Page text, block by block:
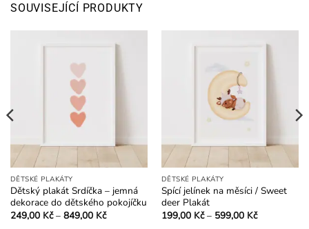
SOUVISEJÍCÍ PRODUKTY
DĚTSKÉ PLAKÁTY
Dětský plakát Srdíčka – jemná
dekorace do dětského pokojíčku
249,00 Kč – 849,00 KčRozpětí
DĚTSKÉ PLAKÁTY
Spící jelínek na měsíci / Sweet
deer Plakát
199,00 Kč – 599,00 KčRozpětí